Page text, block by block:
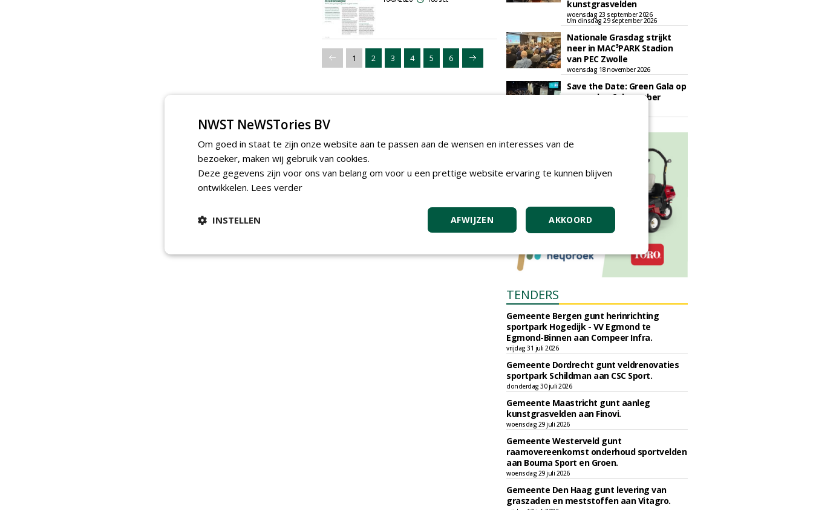
1 2 3 4 5 6
kunstgrasvelden
woensdag 23 september 2026
t/m dinsdag 29 september 2026
Nationale Grasdag strijkt
neer in MAC³PARK Stadion
van PEC Zwolle
woensdag 18 november 2026
Save the Date: Green Gala op
woensdag 2 december
TENDERS
Gemeente Bergen gunt herinrichting
sportpark Hogedijk - VV Egmond te
Egmond-Binnen aan Compeer Infra.
vrijdag 31 juli 2026
Gemeente Dordrecht gunt veldrenovaties
sportpark Schildman aan CSC Sport.
donderdag 30 juli 2026
Gemeente Maastricht gunt aanleg
kunstgrasvelden aan Finovi.
woensdag 29 juli 2026
Gemeente Westerveld gunt
raamovereenkomst onderhoud sportvelden
aan Bouma Sport en Groen.
woensdag 29 juli 2026
Gemeente Den Haag gunt levering van
graszaden en meststoffen aan Vitagro.
NWST NeWSTories BV
Om goed in staat te zijn onze website aan te passen aan de wensen en interesses van de
bezoeker, maken wij gebruik van cookies.
Deze gegevens zijn voor ons van belang om voor u een prettige website ervaring te kunnen blijven
ontwikkelen. Lees verder
AKKOORD
AFWIJZEN
INSTELLEN